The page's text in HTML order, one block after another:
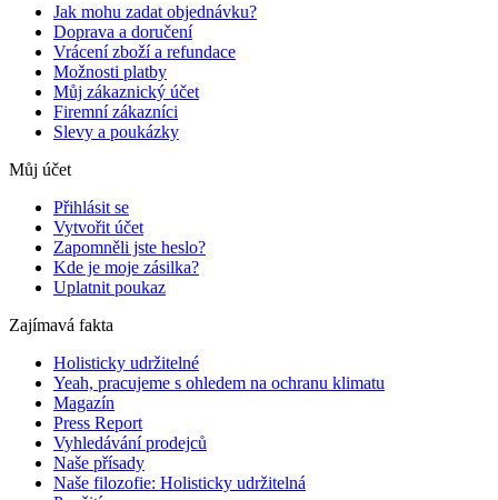
Jak mohu zadat objednávku?
Doprava a doručení
Vrácení zboží a refundace
Možnosti platby
Můj zákaznický účet
Firemní zákazníci
Slevy a poukázky
Můj účet
Přihlásit se
Vytvořit účet
Zapomněli jste heslo?
Kde je moje zásilka?
Uplatnit poukaz
Zajímavá fakta
Holisticky udržitelné
Yeah, pracujeme s ohledem na ochranu klimatu
Magazín
Press Report
Vyhledávání prodejců
Naše přísady
Naše filozofie: Holisticky udržitelná